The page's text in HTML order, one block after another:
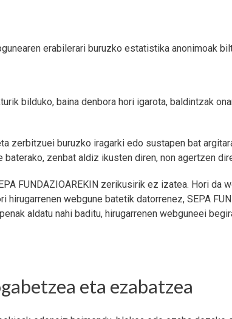
erabilerari buruzko estatistika anonimoak
bilduko, baina denbora hori igarota, baldintzak
zerbitzuei buruzko iragarki edo sustapen bat
zenbat aldiz ikusten diren, non agertzen
FUNDAZIOAREKIN zerikusirik ez izatea. Hori da
hirugarrenen webgune batetik datorrenez, SEPA
aldatu nahi baditu, hirugarrenen webguneei
eta ezabatzea